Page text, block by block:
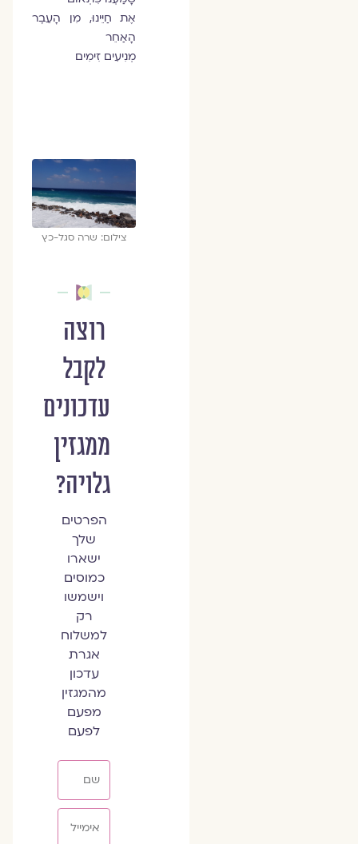
אֶת חַיֵּינוּ, מִן הָעֵבֶר
הָאַחֵר
מְנִיעִים זִימִים
צילום: שרה סגל-כץ
רוצה
לקבל
עדכונים
ממגזין
גלויה?
הפרטים
שלך
ישארו
כמוסים
וישמשו
רק
למשלוח
אגרת
עדכון
מהמגזין
מפעם
לפעם